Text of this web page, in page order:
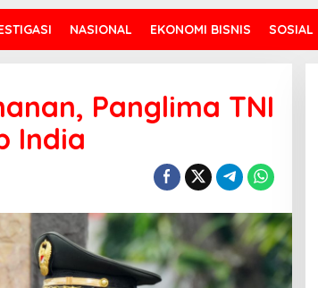
NASIONAL EKONOMI BISNIS SOSIAL
Panglima TNI
India